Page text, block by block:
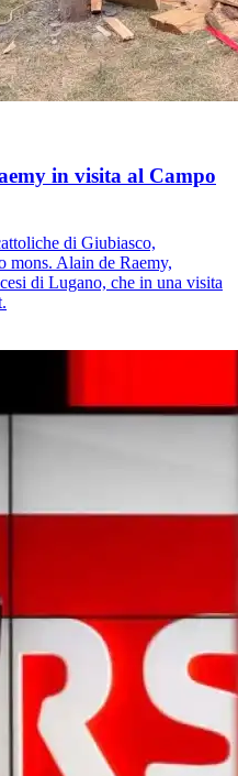
in visita al Campo
di Giubiasco,
mons. Alain de Raemy,
di Lugano, che in una visita